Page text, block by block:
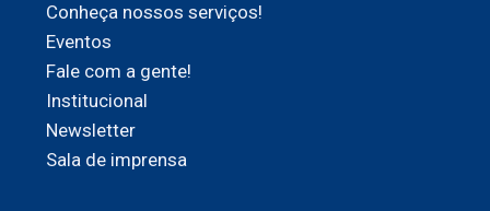
Conheça nossos serviços!
Eventos
Fale com a gente!
Institucional
Newsletter
Sala de imprensa